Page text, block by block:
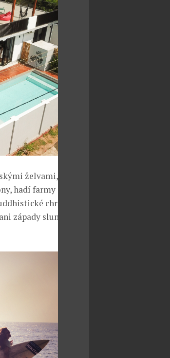
želvami,
hadí farmy i čajové
chrámy,
západy slunce na